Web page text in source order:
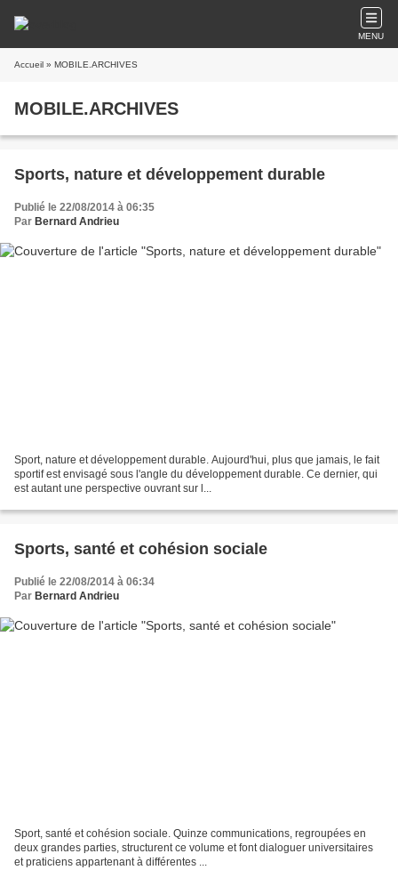
MENU
Accueil » MOBILE.ARCHIVES
MOBILE.ARCHIVES
Sports, nature et développement durable
Publié le 22/08/2014 à 06:35
Par Bernard Andrieu
Sport, nature et développement durable. Aujourd'hui, plus que jamais, le fait
sportif est envisagé sous l'angle du développement durable. Ce dernier, qui
est autant une perspective ouvrant sur l...
Sports, santé et cohésion sociale
Publié le 22/08/2014 à 06:34
Par Bernard Andrieu
Sport, santé et cohésion sociale. Quinze communications, regroupées en
deux grandes parties, structurent ce volume et font dialoguer universitaires
et praticiens appartenant à différentes ...